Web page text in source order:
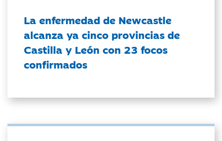
La enfermedad de Newcastle
alcanza ya cinco provincias de
Castilla y León con 23 focos
confirmados